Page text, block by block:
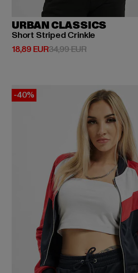
URBAN CLASSICS
Short Striped Crinkle
18,89 EUR
Derzeitiger Preis: 18,89 EUR
34,99 EURAktionspreis:
-40%